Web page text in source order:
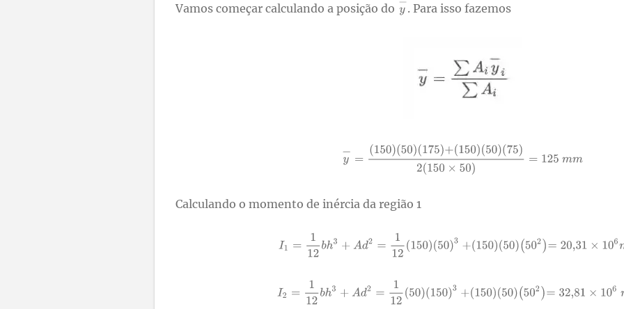
Vamos começar calculando a posição do . Para isso fazemos
Calculando o momento de inércia da região 1